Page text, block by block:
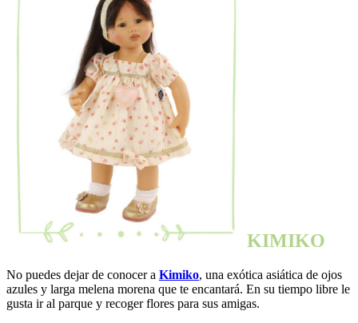
KIMIKO
No puedes dejar de conocer a Kimiko, una exótica asiática de ojos
azules y larga melena morena que te encantará. En su tiempo libre le
gusta ir al parque y recoger flores para sus amigas.